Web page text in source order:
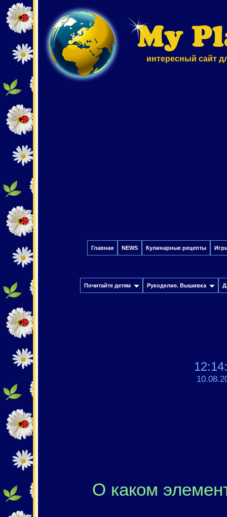
интересный сайт
Главная NEWS Кулинарные рецепты
Почитайте детям Рукоделие. Вышивка
О каком